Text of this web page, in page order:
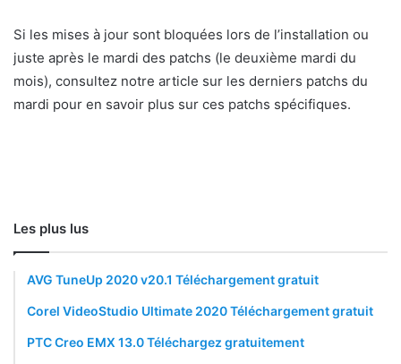
Si les mises à jour sont bloquées lors de l’installation ou
juste après le mardi des patchs (le deuxième mardi du
mois), consultez notre article sur les derniers patchs du
mardi pour en savoir plus sur ces patchs spécifiques.
Les plus lus
AVG TuneUp 2020 v20.1 Téléchargement gratuit
Corel VideoStudio Ultimate 2020 Téléchargement gratuit
PTC Creo EMX 13.0 Téléchargez gratuitement